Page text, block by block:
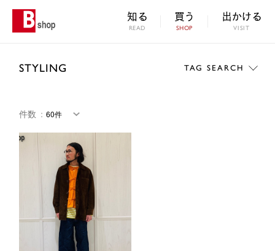
知る
READ
買う
SHOP
出かける
VISIT
STYLING TAG SEARCH
件数 ：